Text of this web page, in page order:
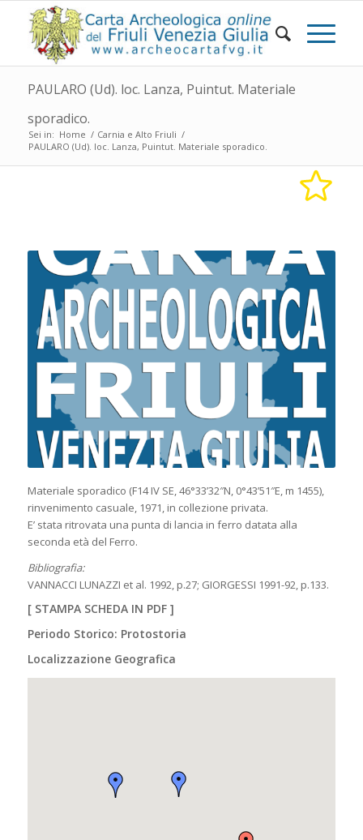
PAULARO (Ud). loc. Lanza, Puintut. Materiale
sporadico.
Sei in: Home / Carnia e Alto Friuli /
PAULARO (Ud). loc. Lanza, Puintut. Materiale sporadico.
Materiale sporadico (F14 IV SE, 46°33’32″N, 0°43’51″E, m 1455),
rinvenimento casuale, 1971, in collezione privata.
E’ stata ritrovata una punta di lancia in ferro datata alla
seconda età del Ferro.
Bibliografia:
VANNACCI LUNAZZI et al. 1992, p.27; GIORGESSI 1991-92, p.133.
[ STAMPA SCHEDA IN PDF]
Periodo Storico: Protostoria
Localizzazione Geografica